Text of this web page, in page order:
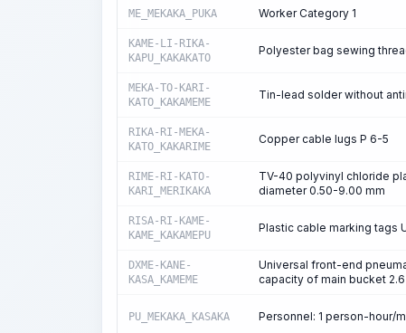
ME_MEKAKA_PUKA Worker Category 1
KAME-LI-RIKA-
KAPU_KAKAKATO
Polyester bag sewing
MEKA-TO-KARI-
KATO_KAKAMEME
Tin-lead solder without
RIKA-RI-MEKA-
KATO_KAKARIME
Copper cable lugs P 6-5
RIME-RI-KATO-
KARI_MERIKAKA
TV-40 polyvinyl chloride
diameter 0.50-9.00 mm
RISA-RI-KAME-
KAME_KAKAMEPU
Plastic cable marking tags
DXME-KANE-
KASA_KAMEME
Universal front-end
capacity of main bucket
PU_MEKAKA_KASAKA Personnel: 1 person-hour/